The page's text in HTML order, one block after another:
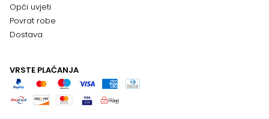
Opći uvjeti
Povrat robe
Dostava
VRSTE PLAĆANJA